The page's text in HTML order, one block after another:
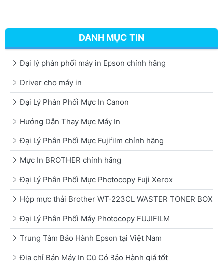
DANH MỤC TIN
Đại lý phân phối máy in Epson chính hãng
Driver cho máy in
Đại Lý Phân Phối Mực In Canon
Hướng Dẫn Thay Mực Máy In
Đại Lý Phân Phối Mực Fujifilm chính hãng
Mực In BROTHER chính hãng
Đại Lý Phân Phối Mực Photocopy Fuji Xerox
Hộp mực thải Brother WT-223CL WASTER TONER BOX
Đại Lý Phân Phối Máy Photocopy FUJIFILM
Trung Tâm Bảo Hành Epson tại Việt Nam
Địa chỉ Bán Máy In Cũ Có Bảo Hành giá tốt